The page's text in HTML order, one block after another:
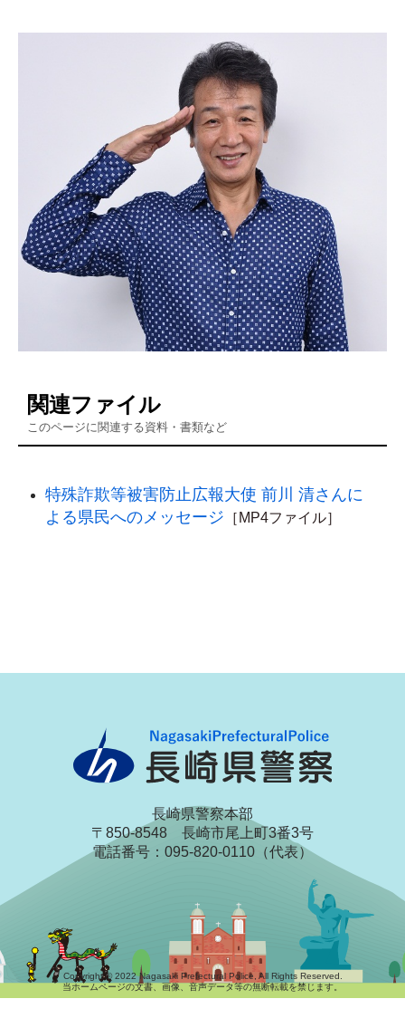
関連ファイル
このページに関連する資料・書類など
特殊詐欺等被害防止広報大使 前川 清さんに
よる県民へのメッセージ ［MP4ファイル］
長崎県警察本部
〒850-8548 長崎市尾上町3番3号
電話番号：095-820-0110（代表）
Copyright © 2022 Nagasaki Prefectural Police, All Rights Reserved.
当ホームページの文書、画像、音声データ等の無断転載を禁じます。